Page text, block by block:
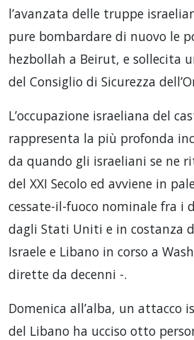
l’avanzata delle truppe
pure bombardare di nuovo le
hezbollah a Beirut, e sollecita
del Consiglio di Sicurezza
L’occupazione israeliana del
rappresenta la più profonda
da quando gli israeliani se ne
del XXI Secolo ed avviene in
cessate-il-fuoco nominale fra i
dagli Stati Uniti e in costanza
Israele e Libano in corso a
dirette da decenni -.
Domenica all’alba, un attacco
del Libano ha ucciso otto